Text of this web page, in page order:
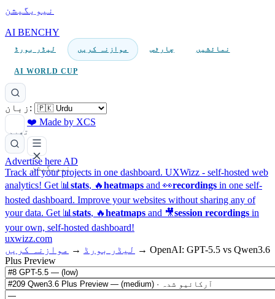
نیویگیشن
AI BENCHY
لیڈر بورڈ موازنہ کریں چارٹس نمائشیں
AI WORLD CUP
زبان:
تھیم
❤️ Made by XCS
نیویگیشن
Advertise here AD
Track all your projects in one dashboard. UXWizz - self-hosted web
analytics! Get 📊 stats, 🔥heatmaps and 👀recordings in one self-
hosted dashboard. Improve your websites without sharing any of
your data. Get 📊 stats, 🔥heatmaps and 🎥session recordings in
your own, self-hosted dashboard!
uxwizz.com
لیڈر بورڈ → موازنہ کریں → OpenAI: GPT-5.5 vs Qwen3.6
Plus Preview